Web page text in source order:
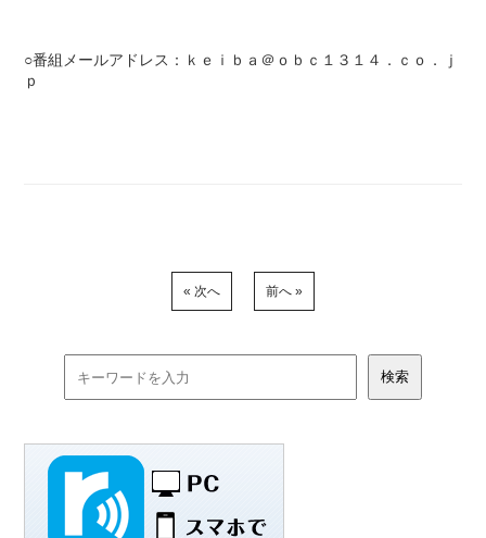
○番組メールアドレス：ｋｅｉｂａ＠ｏｂｃ１３１４．ｃｏ．ｊ
ｐ
« 次へ 前へ »